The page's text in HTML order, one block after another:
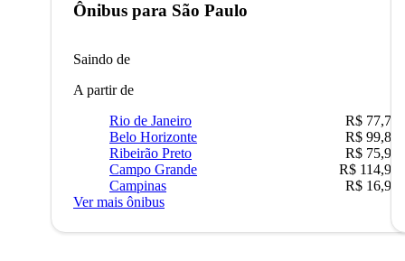
Ônibus para São Paulo
Saindo de
A partir de
Rio de Janeiro
R$ 77,70
Belo Horizonte
R$ 99,89
Ribeirão Preto
R$ 75,90
Campo Grande
R$ 114,90
Campinas
R$ 16,90
Ver mais ônibus